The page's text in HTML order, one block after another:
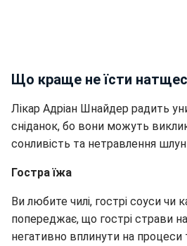
Що краще не їсти
Лікар Адріан Шнайдер радить
сніданок, бо вони можуть
сонливість та нетравлення
Гостра їжа
Ви любите чилі, гострі соуси чи
попереджає, що гострі страви
негативно вплинути на процеси